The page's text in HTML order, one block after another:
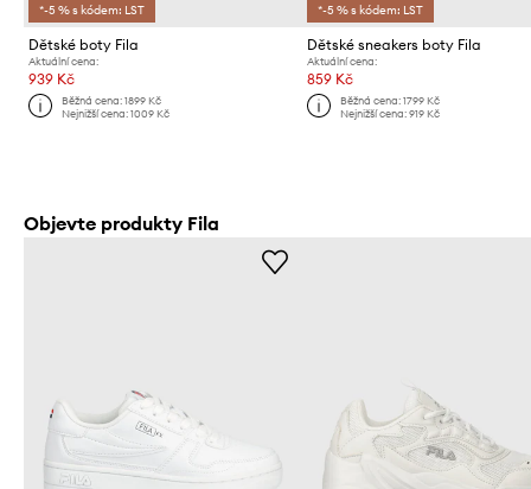
*-5 % s kódem: LST
Dětské boty Fila
Aktuální cena:
939 Kč
Běžná cena:1899 Kč
Nejnižší cena:1009 Kč
*-5 % s kódem: LST
Dětské sneakers boty Fila
Aktuální cena:
859 Kč
Běžná cena: 1799 Kč
Nejnižší cena: 919 Kč
Objevte produkty Fila